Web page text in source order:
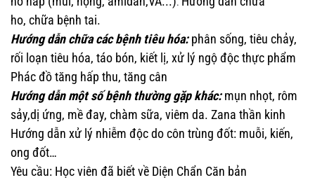
.
ho, chữa bệnh tai.
Hướng dẫn chữa các bệnh tiêu hóa:phân sống, tiêu chảy,
rối loạn tiêu hóa, táo bón, kiết lị, xử lý ngộ độc thực phẩm
Phác đồ tăng hấp thu, tăng cân
Hướng dẫn một số bệnh thường gặp khác:mụn nhọt, rôm
sảy,dị ứng, mề đay, chàm sữa, viêm da. Zana thần kinh
Hướng dẫn xử lý nhiễm độc do côn trùng đốt: muỗi, kiến,
ong đốt…
Yêu cầu: Học viên đã biết về Diện Chẩn Căn bản